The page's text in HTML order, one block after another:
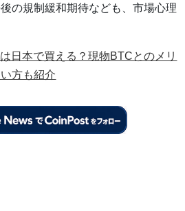
の規制緩和期待なども、市場心理
日本で買える？現物BTCとのメリ
方も紹介